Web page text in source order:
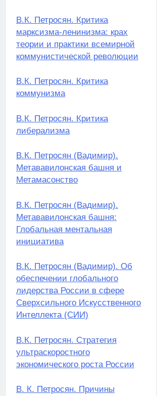
В.К. Петросян. Критика
марксизма-ленинизма: крах
теории и практики всемирной
коммунистической революции
В.К. Петросян. Критика
коммунизма
В.К. Петросян. Критика
либерализма
В.К. Петросян (Вадимир).
Метававилонская башня и
Метамасонство
В.К. Петросян (Вадимир).
Метававилонская башня:
Глобальная ментальная
инициатива
В.К. Петросян (Вадимир). Об
обеспечении глобального
лидерства России в сфере
Сверхсильного Искусственного
Интеллекта (СИИ)
В.К. Петросян. Стратегия
ультраскоростного
экономического роста России
В. К. Петросян. Причины